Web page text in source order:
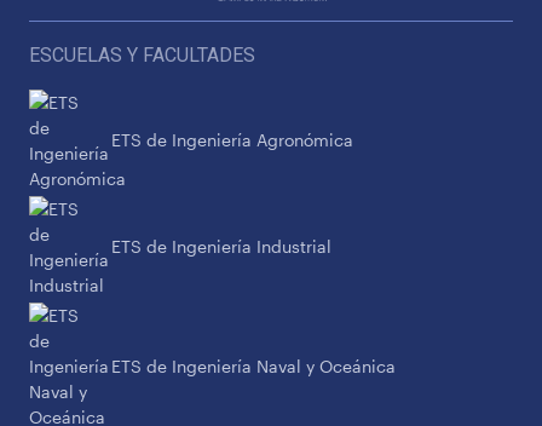
ESCUELAS Y FACULTADES
ETS de Ingeniería Agronómica
ETS de Ingeniería Industrial
ETS de Ingeniería Naval y Oceánica